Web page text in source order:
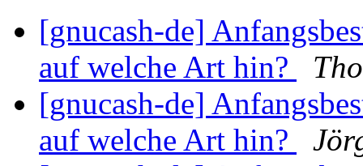
[gnucash-de]
auf welche Art hin?
[gnucash-de]
auf welche Art hin?